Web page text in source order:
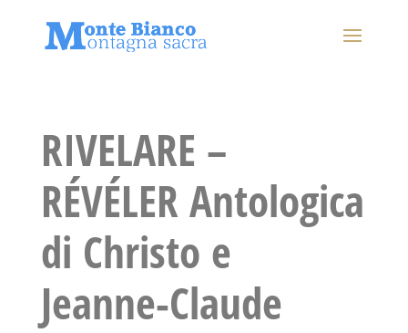
RIVELARE –
RÉVÉLER Antologica
di Christo e
Jeanne-Claude